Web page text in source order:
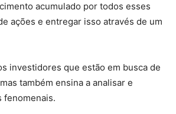
acumulado por todos esses
ações e entregar isso através de um
investidores que estão em busca de
também ensina a analisar e
fenomenais.